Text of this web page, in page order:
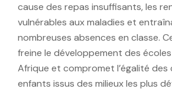
cause des repas insuffisants, les
vulnérables aux maladies et
nombreuses absences en classe.
freine le développement des
Afrique et compromet l’égalité des
enfants issus des milieux les plus